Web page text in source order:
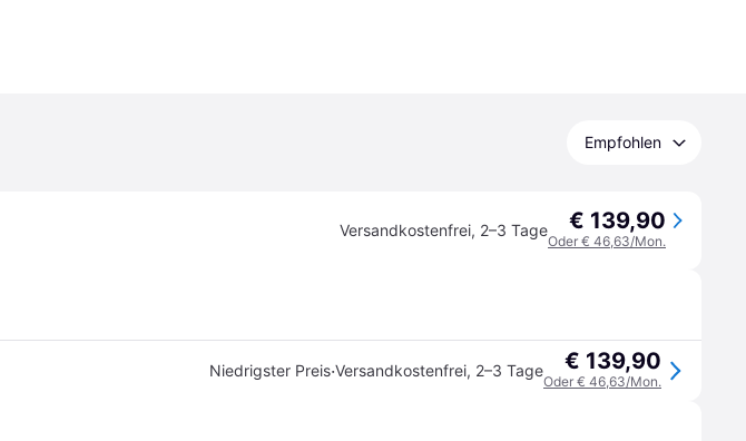
Empfohlen
Versandkostenfrei, 2–3 Tage € 139,90
Oder € 46,63/Mon.
Niedrigster Preis·Versandkostenfrei, 2–3 Tage € 139,90
Oder € 46,63/Mon.